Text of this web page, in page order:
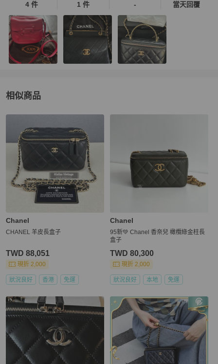
4 件 1 件 - 當天回覆
相似商品
更多相似Chanel女包推薦精品
Chanel
CHANEL 羊皮長盒子
TWD 88,051
現折 2,000
狀況良好 香港 免運
Chanel
95新💚 Chanel 香奈兒 橄欖綠金柱長
盒子
TWD 80,300
現折 2,000
狀況良好 本地 免運